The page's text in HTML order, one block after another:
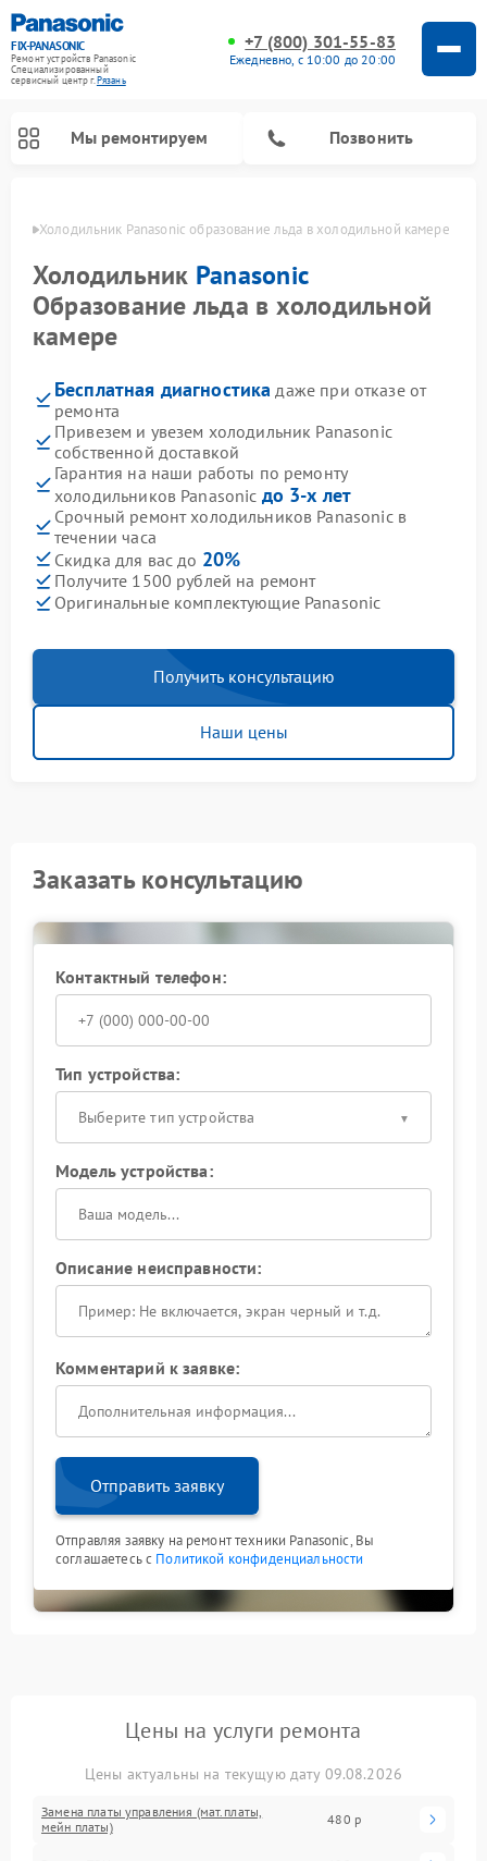
FIX-PANASONIC
Ремонт устройств Panasonic
Специализированный
cервисный центр г.Рязань
+7 (800) 301-55-83
Ежедневно, с 10:00 до 20:00
Мы ремонтируем Позвонить
Холодильник Panasonic образование льда в холодильной камере
Холодильник Panasonic
Образование льда в холодильной
камере
Бесплатная диагностика даже при отказе от
ремонта
Привезем и увезем холодильник Panasonic
собственной доставкой
Гарантия на наши работы по ремонту
холодильников Panasonic до 3-х лет
Срочный ремонт холодильников Panasonic в
течении часа
Скидка для вас до 20%
Получите 1500 рублей на ремонт
Оригинальные комплектующие Panasonic
Получить консультацию
Наши цены
Заказать консультацию
Контактный телефон:
Тип устройства:
Выберите тип устройства
Модель устройства:
Описание неисправности:
Комментарий к заявке:
Отправить заявку
Отправляя заявку на ремонт техники Panasonic, Вы
соглашаетесь с Политикой конфиденциальности
Цены на услуги ремонта
Цены актуальны на текущую дату 09.08.2026
Замена платы управления (мат.платы,
мейн платы)
480 р